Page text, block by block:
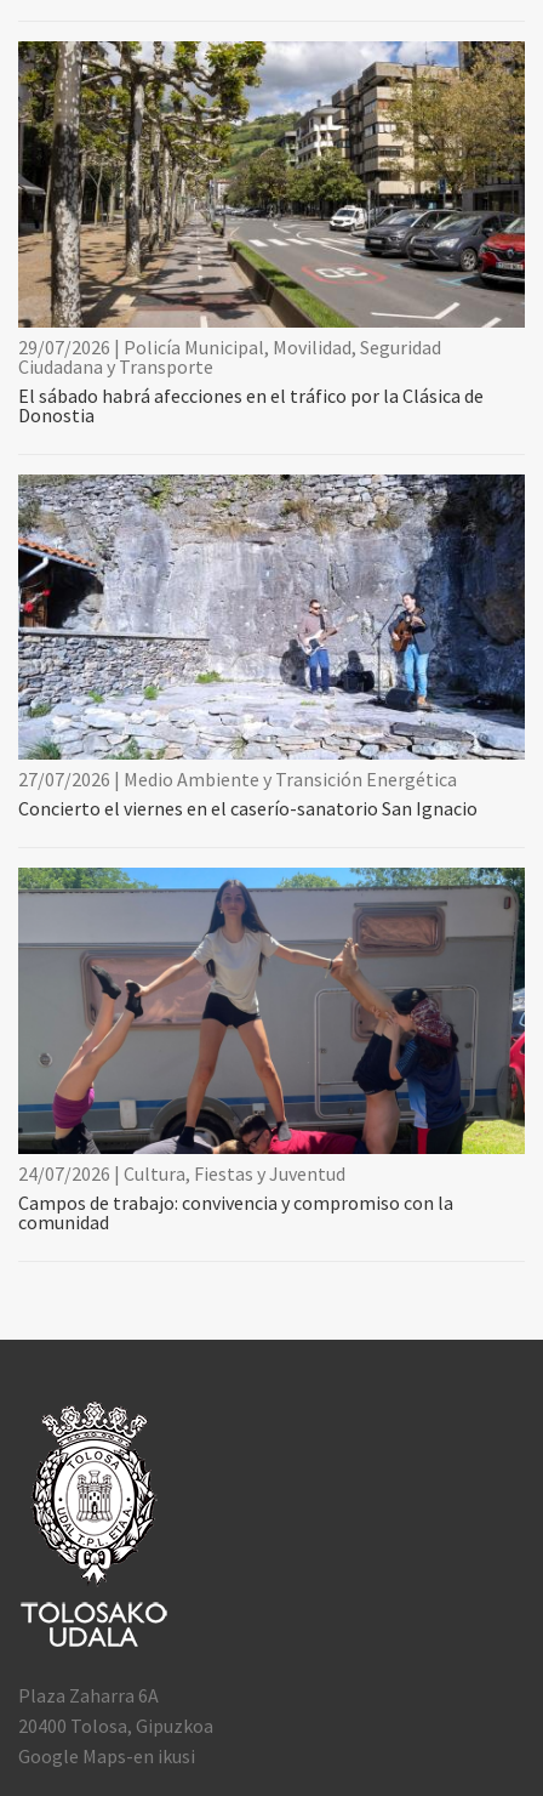
29/07/2026 | Policía Municipal, Movilidad, Seguridad
Ciudadana y Transporte
El sábado habrá afecciones en el tráfico por la Clásica de
Donostia
27/07/2026 | Medio Ambiente y Transición Energética
Concierto el viernes en el caserío-sanatorio San Ignacio
24/07/2026 | Cultura, Fiestas y Juventud
Campos de trabajo: convivencia y compromiso con la
comunidad
Plaza Zaharra 6A
20400 Tolosa, Gipuzkoa
Google Maps-en ikusi